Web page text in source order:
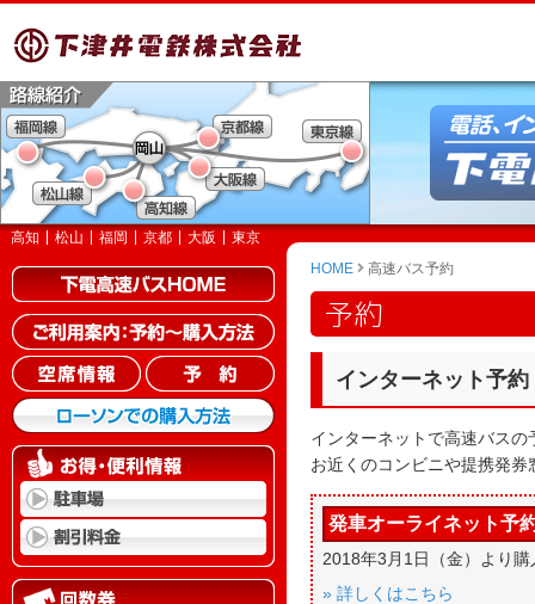
高知 松山 福岡 京都 大阪
東京
HOME
高速バス予約
予約
インターネット予
インターネットで高速バス
お近くのコンビニや提携発
発車オーライネット予
2018年3月1日（金）より
» 詳しくはこちら